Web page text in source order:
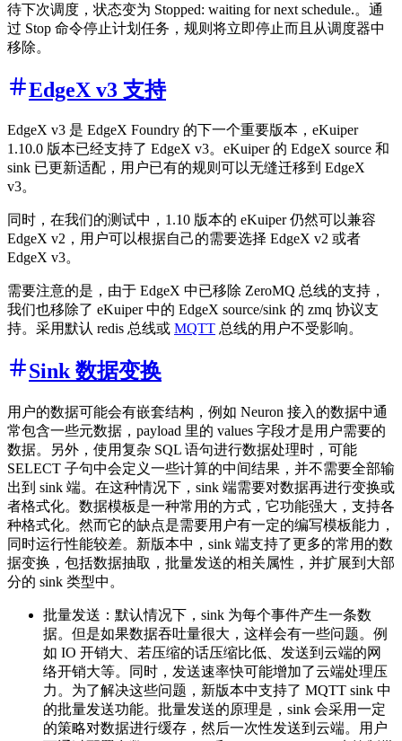
待下次调度，状态变为 Stopped: waiting for next schedule.。通
过 Stop 命令停止计划任务，规则将立即停止而且从调度器中
移除。
EdgeX v3 支持
EdgeX v3 是 EdgeX Foundry 的下一个重要版本，eKuiper
1.10.0 版本已经支持了 EdgeX v3。eKuiper 的 EdgeX source 和
sink 已更新适配，用户已有的规则可以无缝迁移到 EdgeX
v3。
同时，在我们的测试中，1.10 版本的 eKuiper 仍然可以兼容
EdgeX v2，用户可以根据自己的需要选择 EdgeX v2 或者
EdgeX v3。
需要注意的是，由于 EdgeX 中已移除 ZeroMQ 总线的支持，
我们也移除了 eKuiper 中的 EdgeX source/sink 的 zmq 协议支
持。采用默认 redis 总线或 MQTT 总线的用户不受影响。
Sink 数据变换
用户的数据可能会有嵌套结构，例如 Neuron 接入的数据中通
常包含一些元数据，payload 里的 values 字段才是用户需要的
数据。另外，使用复杂 SQL 语句进行数据处理时，可能
SELECT 子句中会定义一些计算的中间结果，并不需要全部输
出到 sink 端。在这种情况下，sink 端需要对数据再进行变换或
者格式化。数据模板是一种常用的方式，它功能强大，支持各
种格式化。然而它的缺点是需要用户有一定的编写模板能力，
同时运行性能较差。新版本中，sink 端支持了更多的常用的数
据变换，包括数据抽取，批量发送的相关属性，并扩展到大部
分的 sink 类型中。
批量发送：默认情况下，sink 为每个事件产生一条数
据。但是如果数据吞吐量很大，这样会有一些问题。例
如 IO 开销大、若压缩的话压缩比低、发送到云端的网
络开销大等。同时，发送速率快可能增加了云端处理压
力。为了解决这些问题，新版本中支持了 MQTT sink 中
的批量发送功能。批量发送的原理是，sink 会采用一定
的策略对数据进行缓存，然后一次性发送到云端。用户